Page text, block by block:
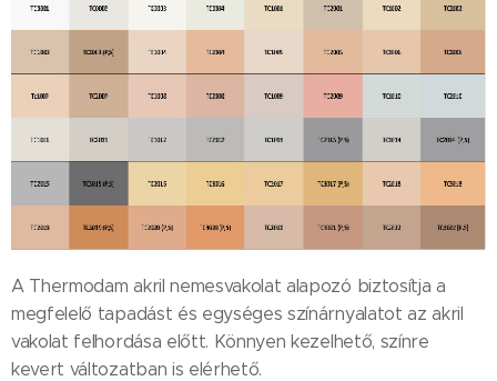
A Thermodam akril nemesvakolat alapozó biztosítja a
megfelelő tapadást és egységes színárnyalatot az akril
vakolat felhordása előtt. Könnyen kezelhető, színre
kevert változatban is elérhető.